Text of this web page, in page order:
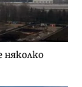
няколко